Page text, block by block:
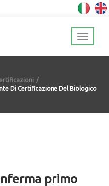
Di Certificazione Del Biologico
primo